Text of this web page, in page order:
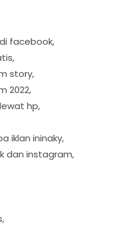
facebook,
story,
2022,
hp,
iklan ininaky,
dan instagram,